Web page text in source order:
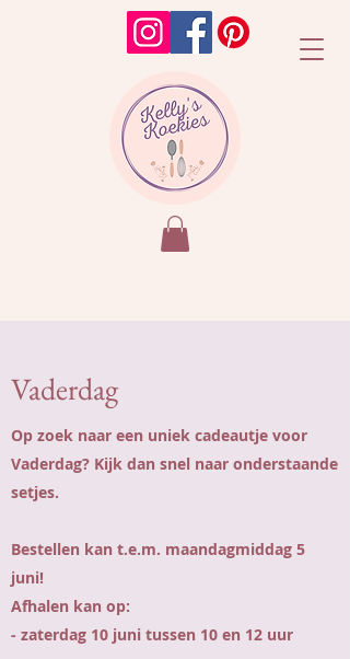
Vaderdag
Op zoek naar een uniek cadeautje voor
Vaderdag? Kijk dan snel naar onderstaande
setjes.
Bestellen kan t.e.m. maandagmiddag 5
juni!
Afhalen kan op:
- zaterdag 10 juni tussen 10 en 12 uur